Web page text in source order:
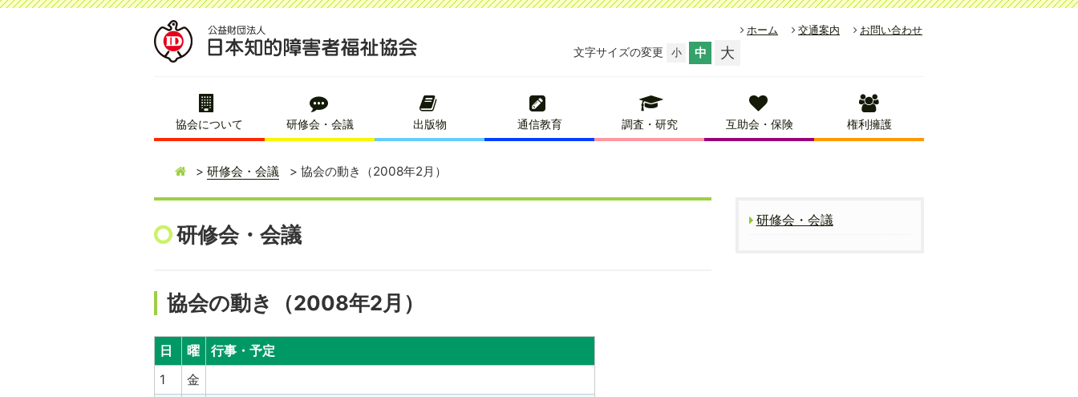
ホーム 交通案内 お問い合わせ
文字サイズの変更 小 中 大
協会について 研修会・会議 出版物 通信教育 調査・研究 互助会・保険 権利擁護
研修会・会議 協会の動き（2008年2月）
研修会・会議
協会の動き（2008年2月）
日 曜
行事・予定
1
金
研修会・会議